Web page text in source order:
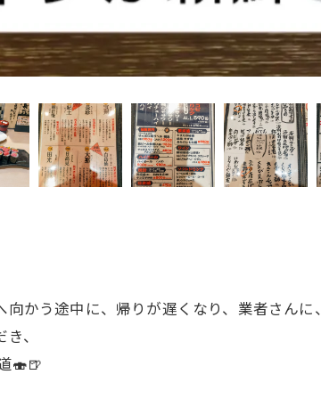
かう途中に、帰りが遅くなり、業者さんに、
、
🍣🍺